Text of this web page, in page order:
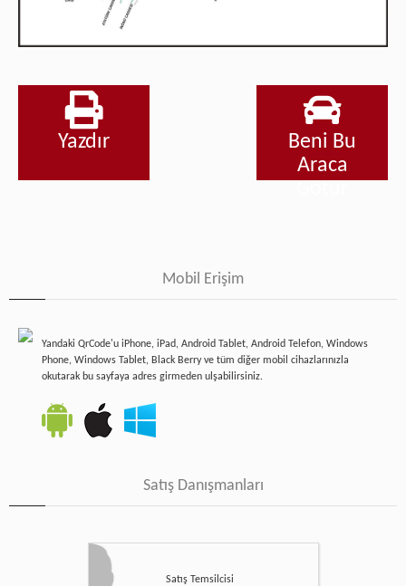
Beni Bu
Araca
Yazdır
Mobil Erişim
Yandaki QrCode'u iPhone, iPad, Android Tablet, Android Telefon, Windows
Phone, Windows Tablet, Black Berry ve tüm diğer mobil cihazlarınızla
okutarak bu sayfaya adres girmeden ulşabilirsiniz.
Satış Danışmanları
Satış Temsilcisi